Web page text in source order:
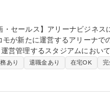
主イベントの企画立案 ・上記
採用後管理するスタジアム運
あり 退職金あり 在宅OK
完